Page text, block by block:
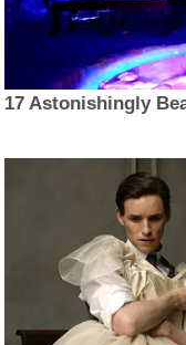
17 Astonishingly